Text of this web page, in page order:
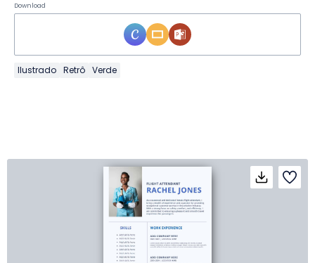
Download
Ilustrado Retrô Verde